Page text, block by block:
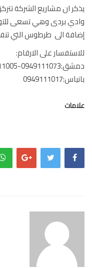
ان مشاريع الشركة تتركز
بردى وهي تسعى للتوسع
الى طرطوس التي تنفذ
على الارقام:
0949111005